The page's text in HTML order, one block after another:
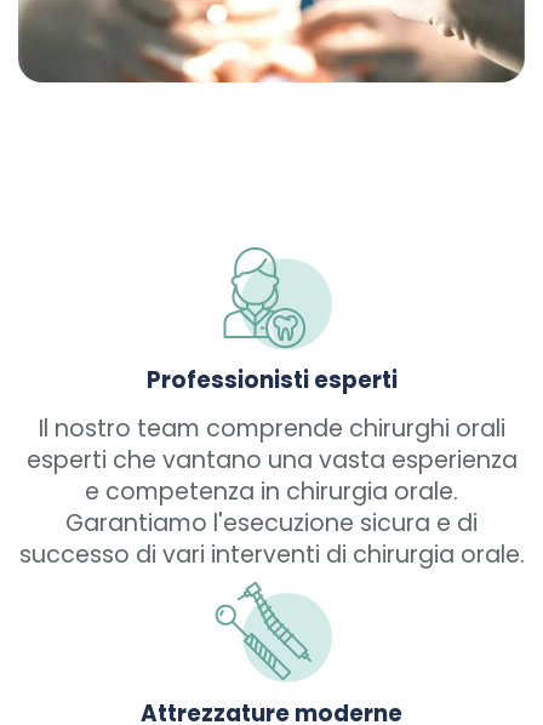
Professionisti esperti
Il nostro team comprende chirurghi orali
esperti che vantano una vasta esperienza
e competenza in chirurgia orale.
Garantiamo l'esecuzione sicura e di
successo di vari interventi di chirurgia orale.
Attrezzature moderne